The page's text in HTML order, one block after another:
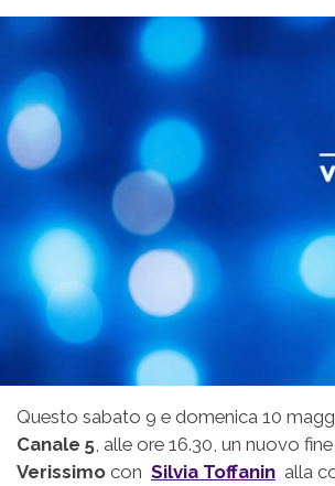
Questo sabato 9 e domenica 10
Canale 5 , alle ore 16.30, un nuovo
Verissimo con Silvia Toffanin alla